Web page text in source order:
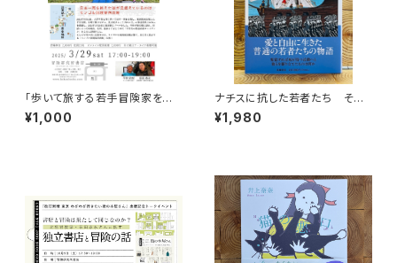
「歩いて旅する若手冒険家を青
田買い！平井佑樹 × 荻田泰永」
録画視聴権
¥1,000
ナチスに抗した若者たち その
生き方を問う
¥1,980